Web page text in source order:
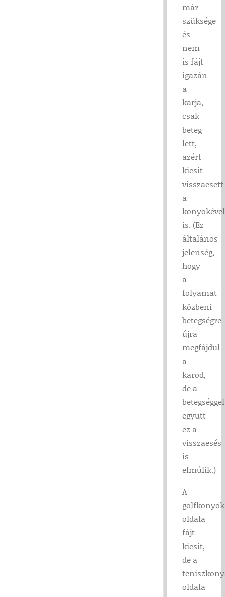
már
szüksége
és
nem
is fájt
igazán
a
karja,
csak
beteg
lett,
azért
kicsit
visszaesett
a
könyökével
is. (Ez
általános
jelenség,
hogy
a
folyamat
közbeni
betegségre
újra
megfájdul
a
karod,
de a
betegséggel
együtt
ez a
visszaesés
is
elmúlik.)
A
golfkönyök
oldala
fájt
kicsit,
de a
oldala